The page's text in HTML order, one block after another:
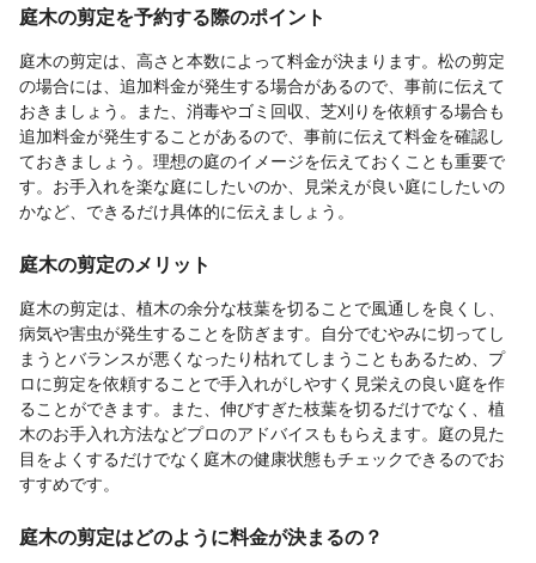
庭木の剪定を予約する際のポイント
庭木の剪定は、高さと本数によって料金が決まります。松の剪定
の場合には、追加料金が発生する場合があるので、事前に伝えて
おきましょう。また、消毒やゴミ回収、芝刈りを依頼する場合も
追加料金が発生することがあるので、事前に伝えて料金を確認し
ておきましょう。理想の庭のイメージを伝えておくことも重要で
す。お手入れを楽な庭にしたいのか、見栄えが良い庭にしたいの
かなど、できるだけ具体的に伝えましょう。
庭木の剪定のメリット
庭木の剪定は、植木の余分な枝葉を切ることで風通しを良くし、
病気や害虫が発生することを防ぎます。自分でむやみに切ってし
まうとバランスが悪くなったり枯れてしまうこともあるため、プ
ロに剪定を依頼することで手入れがしやすく見栄えの良い庭を作
ることができます。また、伸びすぎた枝葉を切るだけでなく、植
木のお手入れ方法などプロのアドバイスももらえます。庭の見た
目をよくするだけでなく庭木の健康状態もチェックできるのでお
すすめです。
庭木の剪定はどのように料金が決まるの？